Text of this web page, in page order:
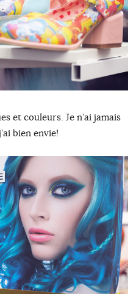
et couleurs. Je n’ai jamais
bien envie!